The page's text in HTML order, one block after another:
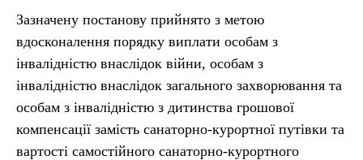
Зазначену постанову прийнято з метою
вдосконалення порядку виплати особам з
інвалідністю внаслідок війни, особам з
інвалідністю внаслідок загального захворювання та
особам з інвалідністю з дитинства грошової
компенсації замість санаторно-курортної путівки та
вартості самостійного санаторно-курортного